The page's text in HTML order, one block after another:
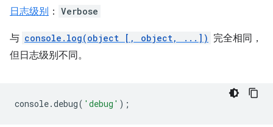
日志级别 ： Verbose
与 console.log(object [, object, ...]) 完全相同，
但日志级别不同。
console.debug( 'debug' );